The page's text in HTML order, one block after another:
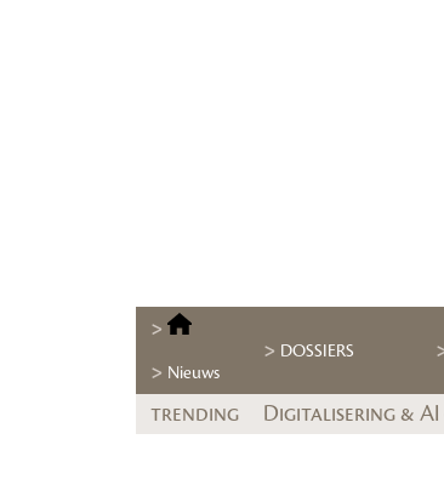
Nieuws
DOSSIERS
trending